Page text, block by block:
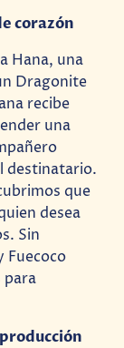
corazón
Hana, una
Dragonite
recibe
una
destinatario.
que
desea
Sin
Fuecoco
para